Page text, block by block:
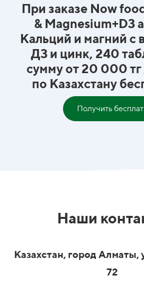
При заказе Now
& Magnesium+D3
Кальций и магний c
Д3 и цинк, 240
сумму от 20 000 тг
по Казахстану
Получить
Наши
Казахстан, город Алматы,
72